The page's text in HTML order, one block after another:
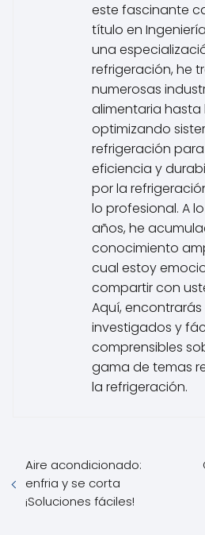
este fascinante
título en
una
refrigeración, he
numerosas
alimentaria
optimizando
refrigeración
eficiencia y
por la
lo profesional. A
años, he
conocimiento
cual estoy
compartir con
Aquí,
investigados y
comprensibles
gama de temas
la refrigeración.
Aire acondicionado:
enfria y se corta
¡Soluciones fáciles!